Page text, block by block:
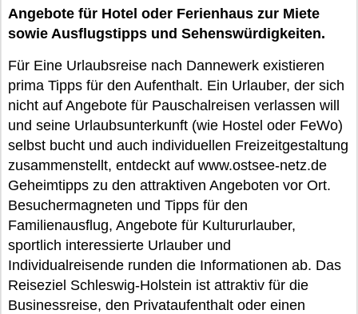
Angebote für Hotel oder Ferienhaus zur Miete
sowie Ausflugstipps und Sehenswürdigkeiten.
Für Eine Urlaubsreise nach Dannewerk existieren
prima Tipps für den Aufenthalt. Ein Urlauber, der sich
nicht auf Angebote für Pauschalreisen verlassen will
und seine Urlaubsunterkunft (wie Hostel oder FeWo)
selbst bucht und auch individuellen Freizeitgestaltung
zusammenstellt, entdeckt auf www.ostsee-netz.de
Geheimtipps zu den attraktiven Angeboten vor Ort.
Besuchermagneten und Tipps für den
Familienausflug, Angebote für Kultururlauber,
sportlich interessierte Urlauber und
Individualreisende runden die Informationen ab. Das
Reiseziel Schleswig-Holstein ist attraktiv für die
Businessreise, den Privataufenthalt oder einen